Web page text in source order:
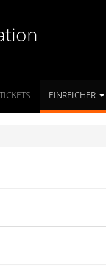
TICKETS EINREICHER